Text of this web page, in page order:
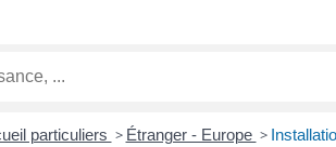
particuliers > Étranger - Europe >